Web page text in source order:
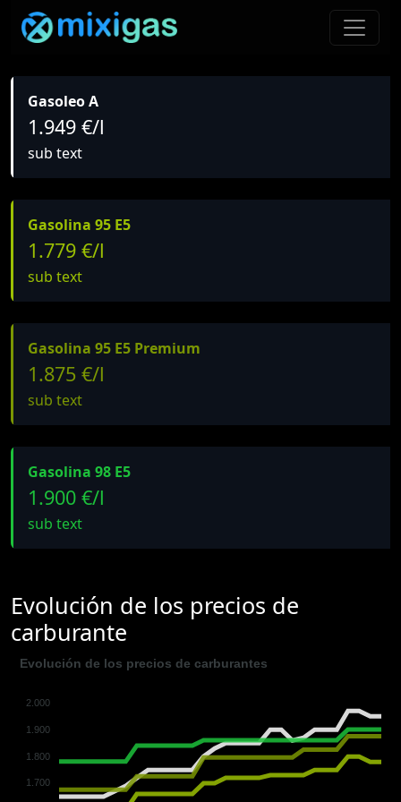
Gasoleo A
1.949 €/l
sub text
Gasolina 95 E5
1.779 €/l
sub text
Gasolina 95 E5 Premium
1.875 €/l
sub text
Gasolina 98 E5
1.900 €/l
sub text
Evolución de los precios de
carburante
Evolución de los precios de carburantes
2.000
1.900
1.800
1.700